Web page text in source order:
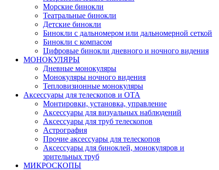
Морские бинокли
Театральные бинокли
Детские бинокли
Бинокли с дальномером или дальномерной сеткой
Бинокли с компасом
Цифровые бинокли дневного и ночного видения
МОНОКУЛЯРЫ
Дневные монокуляры
Монокуляры ночного видения
Тепловизионные монокуляры
Аксессуары для телескопов и ОТА
Монтировки, установка, управление
Аксессуары для визуальных наблюдений
Аксессуары для труб телескопов
Астрография
Прочие аксессуары для телескопов
Аксессуары для биноклей, монокуляров и
зрительных труб
МИКРОСКОПЫ